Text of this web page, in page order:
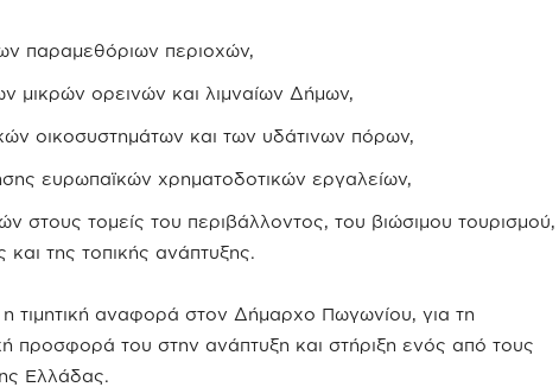
παραμεθόριων περιοχών,
μικρών ορεινών και λιμναίων Δήμων,
οικοσυστημάτων και των υδάτινων πόρων,
ευρωπαϊκών χρηματοδοτικών εργαλείων,
στους τομείς του περιβάλλοντος, του βιώσιμου τουρισμού,
και της τοπικής ανάπτυξης.
η τιμητική αναφορά στον Δήμαρχο Πωγωνίου, για τη
προσφορά του στην ανάπτυξη και στήριξη ενός από τους
Ελλάδας.